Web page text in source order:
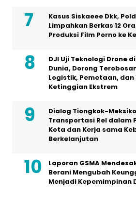
Kasus Siskaeee Dkk,
Limpahkan Berkas 12
Produksi Film Porno ke
DJI Uji Teknologi Drone
Dunia, Dorong
Logistik, Pemetaan, dan
Ketinggian Ekstrem
Dialog Tiongkok-
Transportasi Rel dalam
Kota dan Kerja sama
Berkelanjutan
Laporan GSMA
Berani Mengubah
Menjadi Kepemimpinan